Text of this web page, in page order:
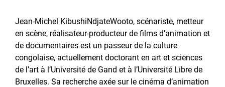
Jean-Michel KibushiNdjateWooto, scénariste, metteur
en scène, réalisateur-producteur de films d’animation et
de documentaires est un passeur de la culture
congolaise, actuellement doctorant en art et sciences
de l’art à l’Université de Gand et à l’Université Libre de
Bruxelles. Sa recherche axée sur le cinéma d’animation